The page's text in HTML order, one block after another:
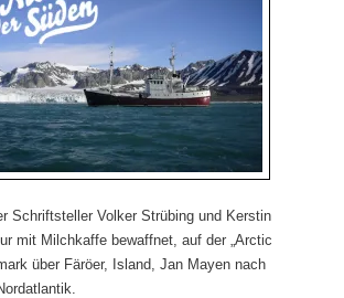
Schriftsteller Volker Strübing und Kerstin
mit Milchkaffe bewaffnet, auf der „Arctic
über Färöer, Island, Jan Mayen nach